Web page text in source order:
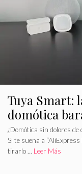
a
a
Tuya Smart:
domótica
¿Domótica sin dolores de
Si te suena a
tirarlo … Leer Más